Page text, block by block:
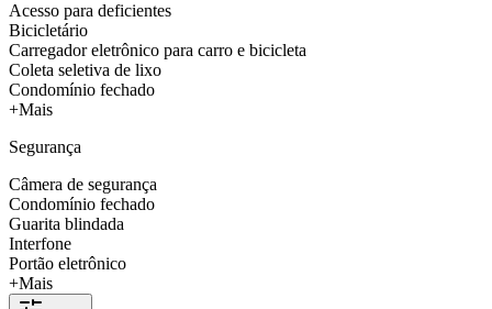
Acesso para deficientes
Bicicletário
Carregador eletrônico para carro e bicicleta
Coleta seletiva de lixo
Condomínio fechado
+Mais
Segurança
Câmera de segurança
Condomínio fechado
Guarita blindada
Interfone
Portão eletrônico
+Mais